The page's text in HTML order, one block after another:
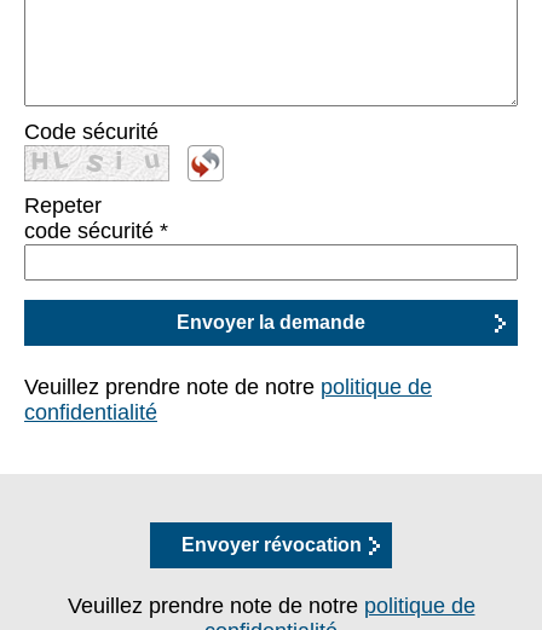
Code sécurité
Repeter
code sécurité *
Veuillez prendre note de notre politique de
confidentialité
Envoyer révocation
Veuillez prendre note de notre politique de